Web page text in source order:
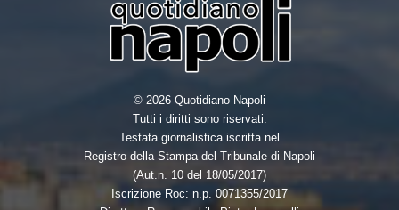
© 2026 Quotidiano Napoli
Tutti i diritti sono riservati.
Testata giornalistica iscritta nel
Registro della Stampa del Tribunale di Napoli
(Aut.n. 10 del 18/05/2017)
Iscrizione Roc: n.p. 0071355/2017